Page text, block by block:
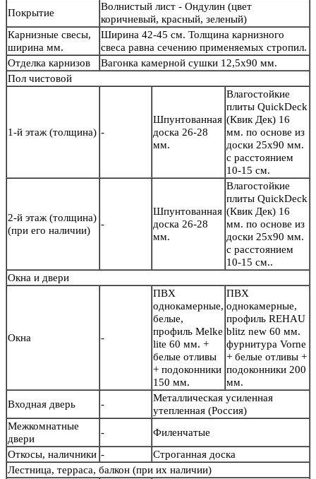
Покрытие
Волнистый лист - Ондулин (цвет
коричневый, красный, зеленый)
Карнизные свесы,
ширина мм.
Ширина 42-45 см. Толщина карнизного
свеса равна сечению применяемых стропил.
Отделка карнизов
Вагонка камерной сушки 12,5х90 мм.
Пол чистовой
1-й этаж (толщина) -
Шпунтованная
доска 26-28
мм.
Влагостойкие
плиты QuickDeck
(Квик Дек) 16
мм. по основе из
доски 25х90 мм.
с расстоянием
10-15 см.
2-й этаж (толщина)
(при его наличии)
-
Шпунтованная
доска 26-28
мм.
Влагостойкие
плиты QuickDeck
(Квик Дек) 16
мм. по основе из
доски 25х90 мм.
с расстоянием
10-15 см..
Окна и двери
Окна -
ПВХ
однокамерные,
белые,
профиль Melke
lite 60 мм. +
белые отливы
+ подоконники
150 мм.
ПВХ
однокамерные,
профиль REHAU
blitz new 60 мм.
фурнитура Vorne
+ белые отливы +
подоконники 200
мм.
Входная дверь
-
Металлическая усиленная
утепленная (Россия)
Межкомнатные
двери
-
Филенчатые
Откосы, наличники -
Строганная доска
Лестница, терраса, балкон (при их наличии)